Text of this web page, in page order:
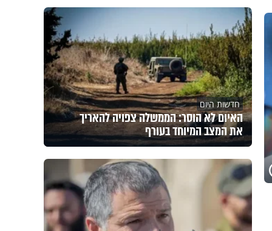
חדשות היום
האיום לא הוסר: הממשלה צפויה להאריך
את המצב המיוחד בעורף